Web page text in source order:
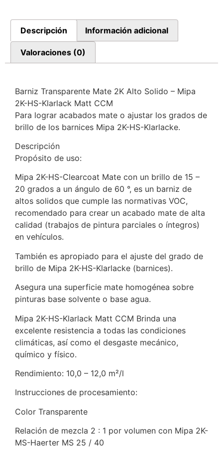
Descripción Información adicional
Valoraciones (0)
Barniz Transparente Mate 2K Alto Solido – Mipa
2K-HS-Klarlack Matt CCM
Para lograr acabados mate o ajustar los grados de
brillo de los barnices Mipa 2K-HS-Klarlacke.
Descripción
Propósito de uso:
Mipa 2K-HS-Clearcoat Mate con un brillo de 15 –
20 grados a un ángulo de 60 °, es un barniz de
altos solidos que cumple las normativas VOC,
recomendado para crear un acabado mate de alta
calidad (trabajos de pintura parciales o íntegros)
en vehículos.
También es apropiado para el ajuste del grado de
brillo de Mipa 2K-HS-Klarlacke (barnices).
Asegura una superficie mate homogénea sobre
pinturas base solvente o base agua.
Mipa 2K-HS-Klarlack Matt CCM Brinda una
excelente resistencia a todas las condiciones
climáticas, así como el desgaste mecánico,
químico y físico.
Rendimiento: 10,0 – 12,0 m²/l
Instrucciones de procesamiento:
Color Transparente
Relación de mezcla 2 : 1 por volumen con Mipa 2K-
MS-Haerter MS 25 / 40